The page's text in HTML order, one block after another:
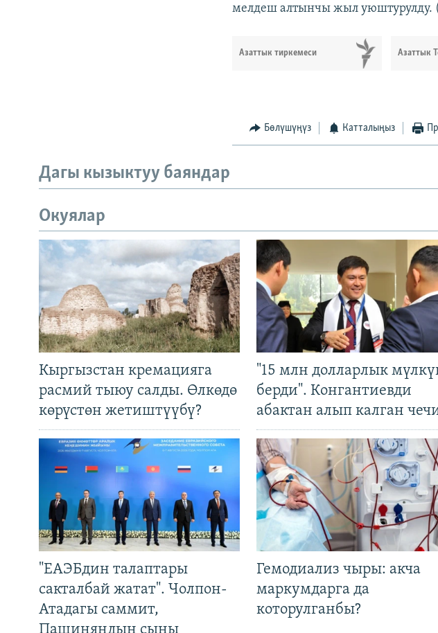
мелдеш алтынчы жыл уюштурулду.
Азаттык тиркемеси Азаттык
Бөлүшүңүз Катталыңыз
Дагы кызыктуу баяндар
Окуялар
Кыргызстан кремацияга
расмий тыюу салды. Өлкөдө
көрүстөн жетиштүүбү?
"15 млн долларлык
берди". Конгантиевди
абактан алып калган
"ЕАЭБдин талаптары
сакталбай жатат". Чолпон-
Атадагы саммит,
Гемодиализ чыры: акча
маркумдарга да
которулганбы?